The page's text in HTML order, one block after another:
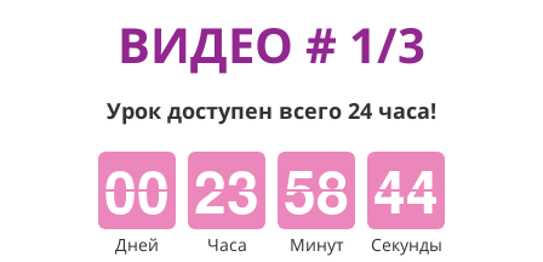
ВИДЕО # 1/3
Урок доступен всего 24 часа!
00
Дней
23
Часа
58
Минут
44
Секунды